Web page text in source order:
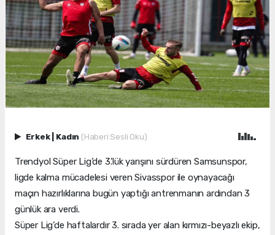
Erkek Kadın (Haberi Sesli Oku)
Trendyol Süper Lig’de 3.’lük yarışını sürdüren Samsunspor,
ligde kalma mücadelesi veren Sivasspor ile oynayacağı
maçın hazırlıklarına bugün yaptığı antrenmanın ardından 3
günlük ara verdi.
Süper Lig’de haftalardır 3. sırada yer alan kırmızı-beyazlı ekip,